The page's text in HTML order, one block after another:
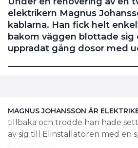
elektrikern Magnus
kablarna. Han fick helt
bakom väggen blottade
uppradat gäng dosor med
MAGNUS JOHANSSON ÄR
tillbaka och trodde han hade
av sig till Elinstallatören med en